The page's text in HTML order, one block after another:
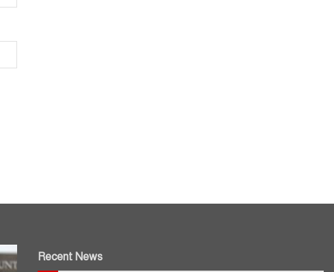
Recent News